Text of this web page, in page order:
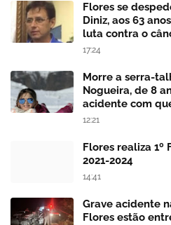
Flores se
Diniz, aos 63
luta contra o
17:24
Morre a serra-
Nogueira, de 8
acidente com
12:21
Flores realiza 1º
2021-2024
14:41
Grave acidente
Flores estão